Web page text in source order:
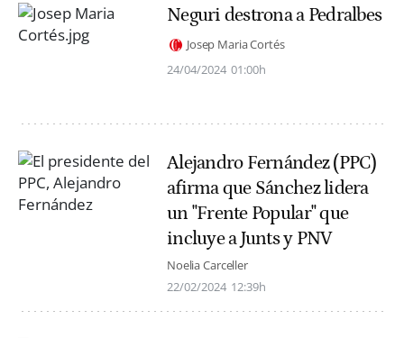
Neguri destrona a Pedralbes
Josep Maria Cortés
24/04/2024 01:00h
Alejandro Fernández (PPC)
afirma que Sánchez lidera
un "Frente Popular" que
incluye a Junts y PNV
Noelia Carceller
22/02/2024 12:39h